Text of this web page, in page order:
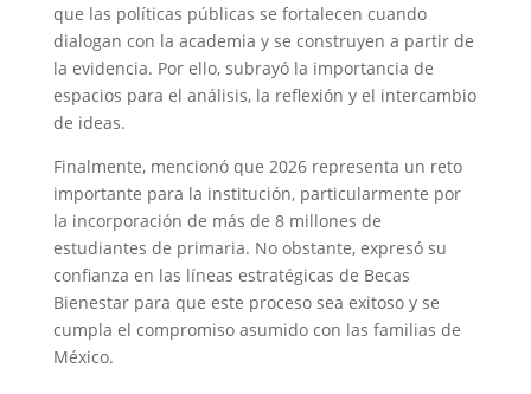
que las políticas públicas se fortalecen cuando
dialogan con la academia y se construyen a partir de
la evidencia. Por ello, subrayó la importancia de
espacios para el análisis, la reflexión y el intercambio
de ideas.
Finalmente, mencionó que 2026 representa un reto
importante para la institución, particularmente por
la incorporación de más de 8 millones de
estudiantes de primaria. No obstante, expresó su
confianza en las líneas estratégicas de Becas
Bienestar para que este proceso sea exitoso y se
cumpla el compromiso asumido con las familias de
México.